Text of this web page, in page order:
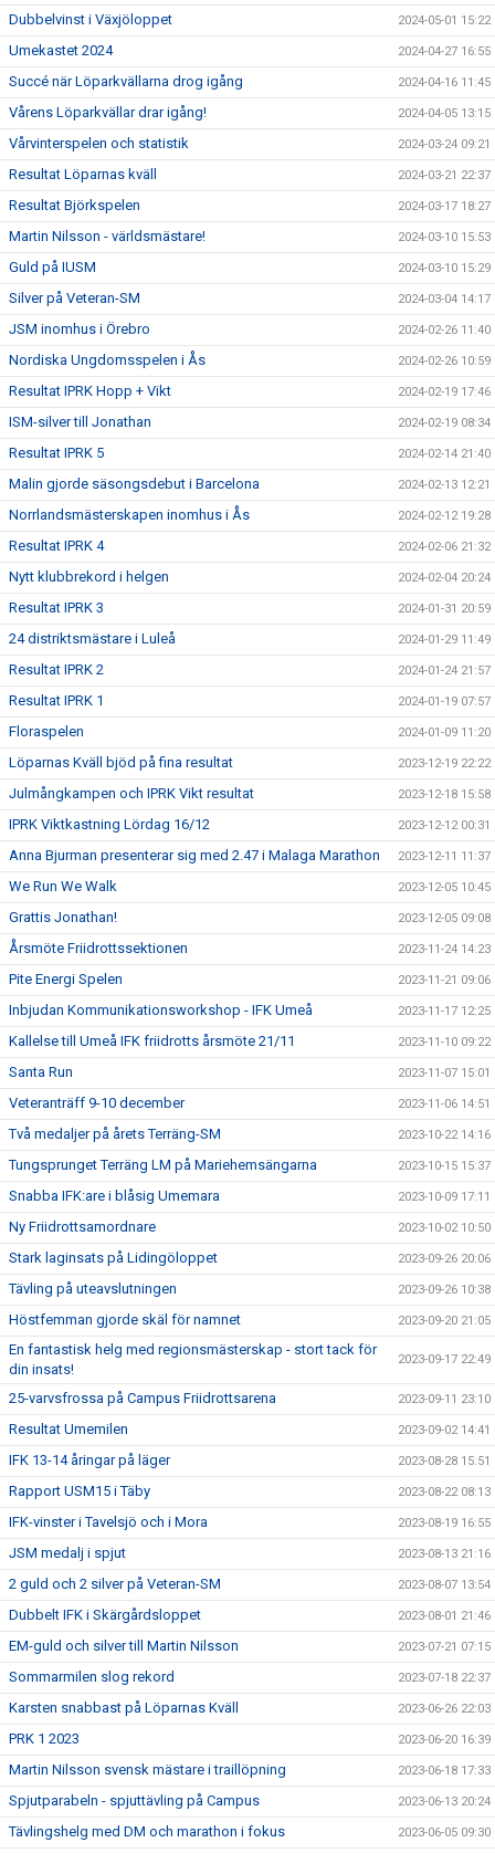
Dubbelvinst i Växjöloppet 2024-05-01 15:22
Umekastet 2024 2024-04-27 16:55
Succé när Löparkvällarna drog igång 2024-04-16 11:45
Vårens Löparkvällar drar igång! 2024-04-05 13:15
Vårvinterspelen och statistik 2024-03-24 09:21
Resultat Löparnas kväll 2024-03-21 22:37
Resultat Björkspelen 2024-03-17 18:27
Martin Nilsson - världsmästare! 2024-03-10 15:53
Guld på IUSM 2024-03-10 15:29
Silver på Veteran-SM 2024-03-04 14:17
JSM inomhus i Örebro 2024-02-26 11:40
Nordiska Ungdomsspelen i Ås 2024-02-26 10:59
Resultat IPRK Hopp + Vikt 2024-02-19 17:46
ISM-silver till Jonathan 2024-02-19 08:34
Resultat IPRK 5 2024-02-14 21:40
Malin gjorde säsongsdebut i Barcelona 2024-02-13 12:21
Norrlandsmästerskapen inomhus i Ås 2024-02-12 19:28
Resultat IPRK 4 2024-02-06 21:32
Nytt klubbrekord i helgen 2024-02-04 20:24
Resultat IPRK 3 2024-01-31 20:59
24 distriktsmästare i Luleå 2024-01-29 11:49
Resultat IPRK 2 2024-01-24 21:57
Resultat IPRK 1 2024-01-19 07:57
Floraspelen 2024-01-09 11:20
Löparnas Kväll bjöd på fina resultat 2023-12-19 22:22
Julmångkampen och IPRK Vikt resultat 2023-12-18 15:58
IPRK Viktkastning Lördag 16/12 2023-12-12 00:31
Anna Bjurman presenterar sig med 2.47 i Malaga Marathon 2023-12-11 11:37
We Run We Walk 2023-12-05 10:45
Grattis Jonathan! 2023-12-05 09:08
Årsmöte Friidrottssektionen 2023-11-24 14:23
Pite Energi Spelen 2023-11-21 09:06
Inbjudan Kommunikationsworkshop - IFK Umeå 2023-11-17 12:25
Kallelse till Umeå IFK friidrotts årsmöte 21/11 2023-11-10 09:22
Santa Run 2023-11-07 15:01
Veteranträff 9-10 december 2023-11-06 14:51
Två medaljer på årets Terräng-SM 2023-10-22 14:16
Tungsprunget Terräng LM på Mariehemsängarna 2023-10-15 15:37
Snabba IFK:are i blåsig Umemara 2023-10-09 17:11
Ny Friidrottsamordnare 2023-10-02 10:50
Stark laginsats på Lidingöloppet 2023-09-26 20:06
Tävling på uteavslutningen 2023-09-26 10:38
Höstfemman gjorde skäl för namnet 2023-09-20 21:05
En fantastisk helg med regionsmästerskap - stort tack för
din insats!
2023-09-17 22:49
25-varvsfrossa på Campus Friidrottsarena 2023-09-11 23:10
Resultat Umemilen 2023-09-02 14:41
IFK 13-14 åringar på läger 2023-08-28 15:51
Rapport USM15 i Täby 2023-08-22 08:13
IFK-vinster i Tavelsjö och i Mora 2023-08-19 16:55
JSM medalj i spjut 2023-08-13 21:16
2 guld och 2 silver på Veteran-SM 2023-08-07 13:54
Dubbelt IFK i Skärgårdsloppet 2023-08-01 21:46
EM-guld och silver till Martin Nilsson 2023-07-21 07:15
Sommarmilen slog rekord 2023-07-18 22:37
Karsten snabbast på Löparnas Kväll 2023-06-26 22:03
PRK 1 2023 2023-06-20 16:39
Martin Nilsson svensk mästare i traillöpning 2023-06-18 17:33
Spjutparabeln - spjuttävling på Campus 2023-06-13 20:24
Tävlingshelg med DM och marathon i fokus 2023-06-05 09:30